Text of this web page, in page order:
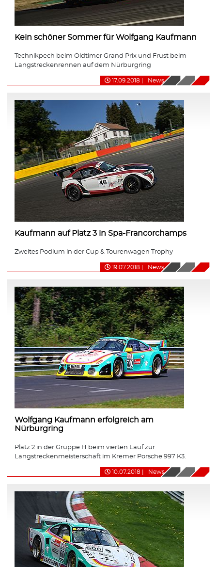
Kein schöner Sommer für Wolfgang Kaufmann
Technikpech beim Oldtimer Grand Prix und Frust beim
Langstreckenrennen auf dem Nürburgring
17.09.2018 News
Kaufmann auf Platz 3 in Spa-Francorchamps
Zweites Podium in der Cup & Tourenwagen Trophy
19.07.2018 News
Wolfgang Kaufmann erfolgreich am
Nürburgring
Platz 2 in der Gruppe H beim vierten Lauf zur
Langstreckenmeisterschaft im Kremer Porsche 997 K3.
10.07.2018 News